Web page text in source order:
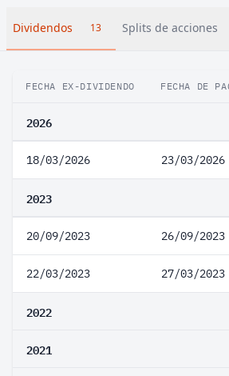
Dividendos 13 Splits de acciones
FECHA EX-DIVIDENDO FECHA DE
2026
18/03/2026 23/03/2026
2023
20/09/2023 26/09/2023
22/03/2023 27/03/2023
2022
2021